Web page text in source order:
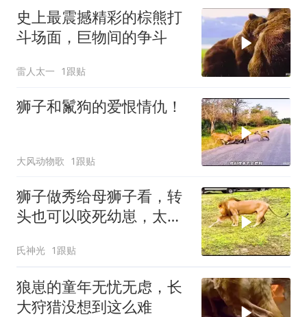
史上最震撼精彩的棕熊打
斗场面，巨物间的争斗
雷人太一 1跟贴
狮子和鬣狗的爱恨情仇！
大风动物歌 1跟贴
狮子做秀给母狮子看，转
头也可以咬死幼崽，太凶
氏神光 1跟贴
狼崽的童年无忧无虑，长
大狩猎没想到这么难